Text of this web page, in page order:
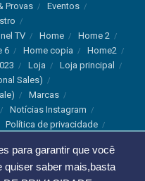
para garantir que você
quiser saber mais,basta
Provas
Eventos
TV
Home
Home 2
6 Home copia
Home2
Loja
Loja principal
Sales)
Marcas
Notícias Instagram
Política de privacidade
Sobre Nós
Troca e Devolução